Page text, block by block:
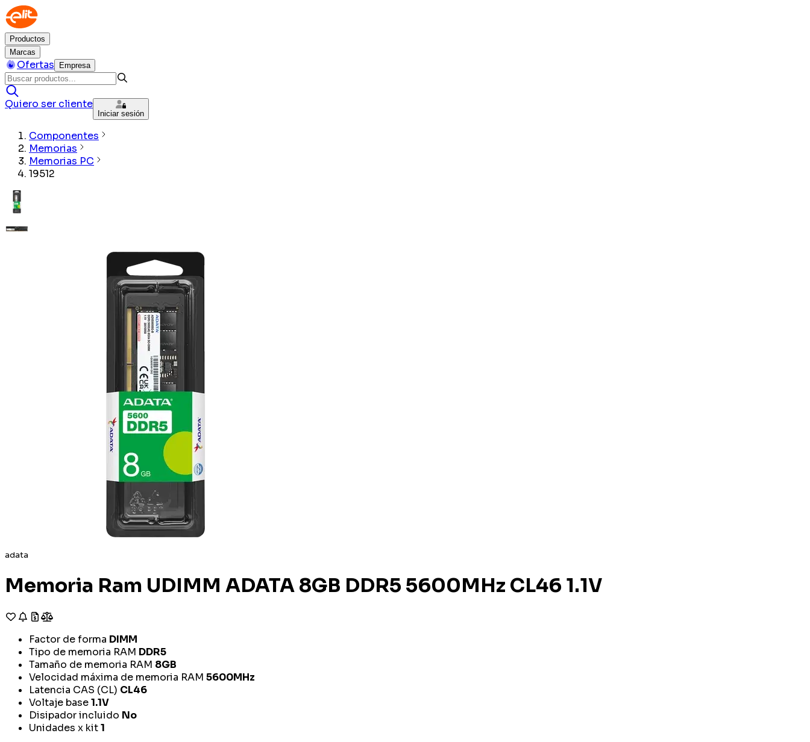
Productos
Marcas
Ofertas Empresa
Quiero ser cliente
Iniciar sesión
Componentes
Memorias
Memorias PC
19512
adata
Memoria Ram UDIMM ADATA 8GB DDR5 5600MHz CL46 1.1V
Factor de forma DIMM
Tipo de memoria RAM DDR5
Tamaño de memoria RAM 8GB
Velocidad máxima de memoria RAM 5600MHz
Latencia CAS (CL) CL46
Voltaje base1.1V
Disipador incluido No
Unidades x kit1